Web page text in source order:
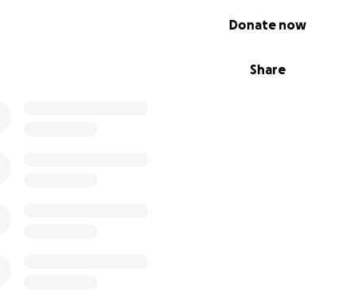
Share
Donate now